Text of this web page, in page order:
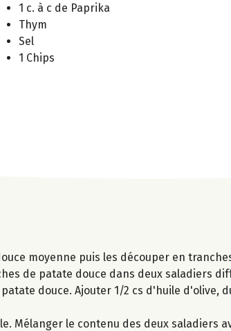
1 c. à c de Paprika
Thym
Sel
1 Chips
moyenne puis les découper en
de patate douce dans deux saladiers
douce. Ajouter 1/2 cs d'huile d'olive,
Mélanger le contenu des deux saladiers